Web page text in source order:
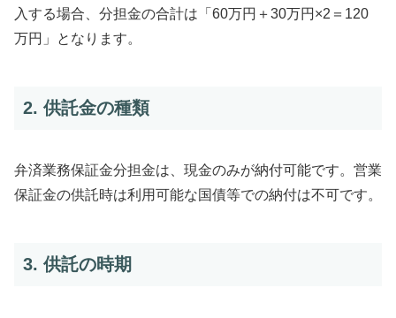
入する場合、分担金の合計は「60万円＋30万円×2＝120
万円」となります。
2. 供託金の種類
弁済業務保証金分担金は、現金のみが納付可能です。営業
保証金の供託時は利用可能な国債等での納付は不可です。
3. 供託の時期